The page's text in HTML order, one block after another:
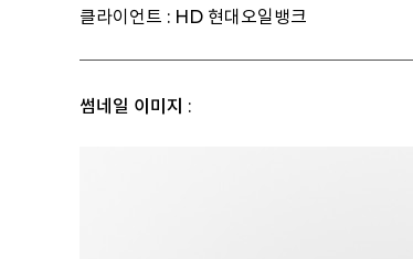
클라이언트 : HD 현대오일뱅크
썸네일 이미지 :